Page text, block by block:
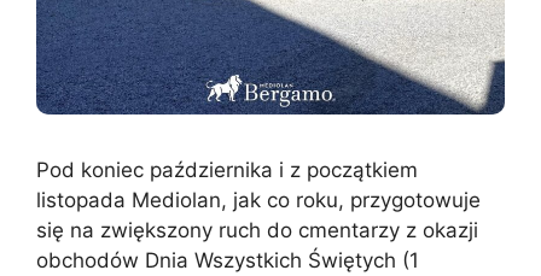
Pod koniec października i z początkiem
listopada Mediolan, jak co roku, przygotowuje
się na zwiększony ruch do cmentarzy z okazji
obchodów Dnia Wszystkich Świętych (1